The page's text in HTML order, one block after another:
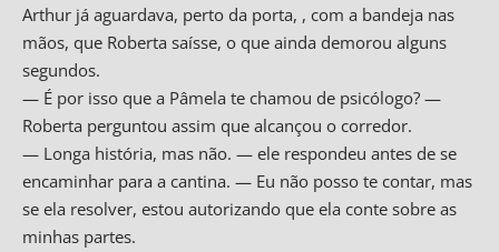
Arthur já aguardava, perto da porta, , com a bandeja nas
mãos, que Roberta saísse, o que ainda demorou alguns
segundos.
— É por isso que a Pâmela te chamou de psicólogo? —
Roberta perguntou assim que alcançou o corredor.
— Longa história, mas não. — ele respondeu antes de se
encaminhar para a cantina. — Eu não posso te contar, mas
se ela resolver, estou autorizando que ela conte sobre as
minhas partes.